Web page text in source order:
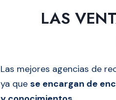
LAS
Las mejores agencias de
ya que se encargan de